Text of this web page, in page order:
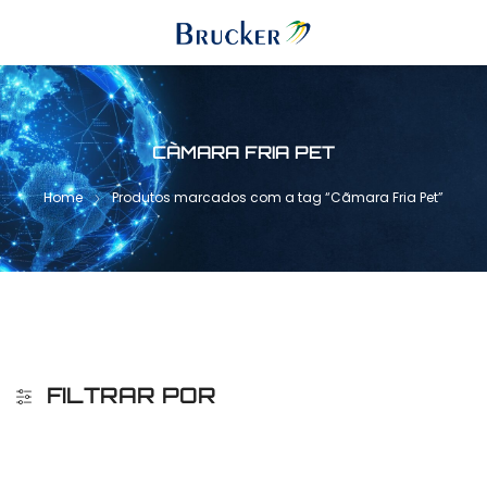
CÃMARA FRIA PET
Home Produtos marcados com a tag “Cãmara Fria Pet”
FILTRAR POR